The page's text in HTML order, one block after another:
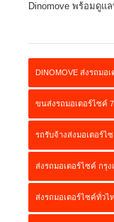
Dinomove พร้อมดูแ
DINOMOVE ส่งรถมอ
ขนส่งรถมอเตอร์ไซค์
รถรับจ้างส่งมอเตอร์ไ
ส่งรถมอเตอร์ไซค์ กรุง
ส่งรถมอเตอร์ไซค์ทั่วไ